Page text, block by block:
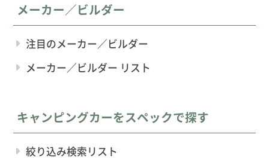
メーカー／ビルダー
注目のメーカー／ビルダー
メーカー／ビルダー リスト
キャンピングカーをスペックで探す
絞り込み検索リスト